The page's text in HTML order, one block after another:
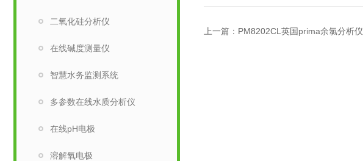
二氧化硅分析仪
在线碱度测量仪
智慧水务监测系统
多参数在线水质分析仪
在线pH电极
溶解氧电极
上一篇： PM8202CL英国prima余氯分析仪